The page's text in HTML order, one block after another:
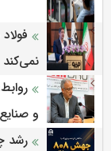
نمی‌کند
و
رشد